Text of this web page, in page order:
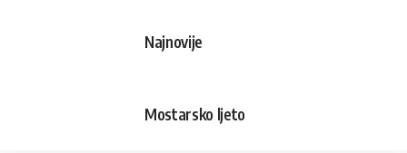
Najnovije
Mostarsko ljeto